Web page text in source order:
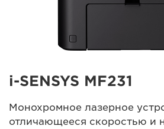
i-SENSYS MF231
Монохромное лазерное
отличающееся скоростью и